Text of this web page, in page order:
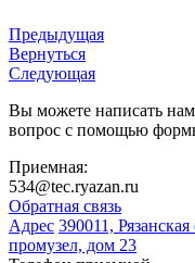
Предыдущая
Вернуться
Следующая
Вы можете написать нам
вопрос с помощью
Приемная:
534@tec.ryazan.ru
Обратная связь
Адрес 390011,
промузел, дом 23